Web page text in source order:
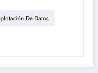
De Datos